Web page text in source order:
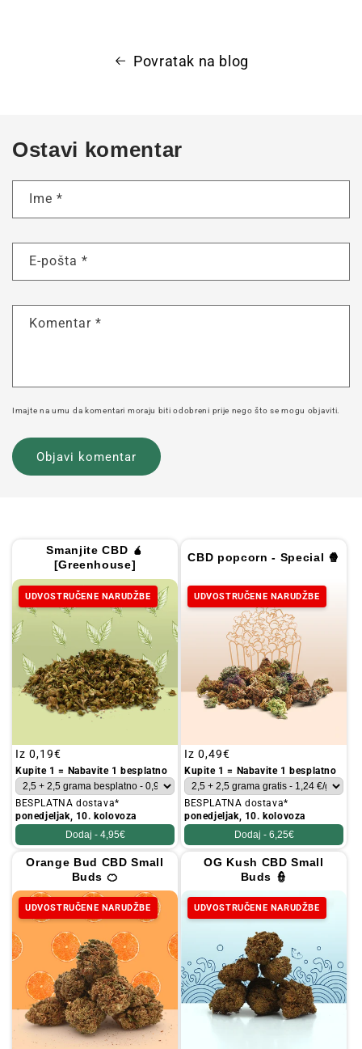
Povratak na blog
Ostavi komentar
Ime *
E-pošta *
Komentar *
Imajte na umu da komentari moraju biti odobreni prije nego što se mogu objaviti.
Smanjite CBD 🧉
[Greenhouse]
UDVOSTRUČENE NARUDŽBE
Redovna
cijena
Iz 0,19€
Kupite 1 = Nabavite 1 besplatno
BESPLATNA dostava*
ponedjeljak, 10. kolovoza
Dodaj - 4,95€
CBD popcorn - Special 🍿
UDVOSTRUČENE NARUDŽBE
Redovna
cijena
Iz 0,49€
Kupite 1 = Nabavite 1 besplatno
BESPLATNA dostava*
ponedjeljak, 10. kolovoza
Dodaj - 6,25€
Orange Bud CBD Small
Buds 🍊
UDVOSTRUČENE NARUDŽBE
OG Kush CBD Small
Buds 👮
UDVOSTRUČENE NARUDŽBE